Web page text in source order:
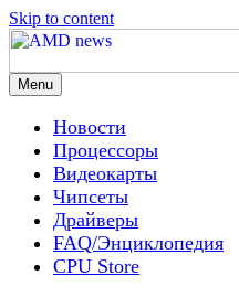
Skip to content
AMD news
Menu
Новости
Процессоры
Видеокарты
Чипсеты
Драйверы
FAQ/Энциклопедия
CPU Store